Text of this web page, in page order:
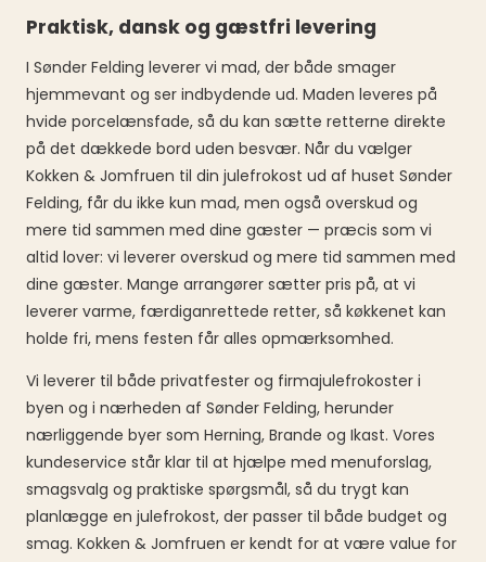
Praktisk, dansk og gæstfri levering
I Sønder Felding leverer vi mad, der både smager
hjemmevant og ser indbydende ud. Maden leveres på
hvide porcelænsfade, så du kan sætte retterne direkte
på det dækkede bord uden besvær. Når du vælger
Kokken & Jomfruen til din julefrokost ud af huset Sønder
Felding, får du ikke kun mad, men også overskud og
mere tid sammen med dine gæster — præcis som vi
altid lover: vi leverer overskud og mere tid sammen med
dine gæster. Mange arrangører sætter pris på, at vi
leverer varme, færdiganrettede retter, så køkkenet kan
holde fri, mens festen får alles opmærksomhed.
Vi leverer til både privatfester og firmajulefrokoster i
byen og i nærheden af Sønder Felding, herunder
nærliggende byer som Herning, Brande og Ikast. Vores
kundeservice står klar til at hjælpe med menuforslag,
smagsvalg og praktiske spørgsmål, så du trygt kan
planlægge en julefrokost, der passer til både budget og
smag. Kokken & Jomfruen er kendt for at være value for